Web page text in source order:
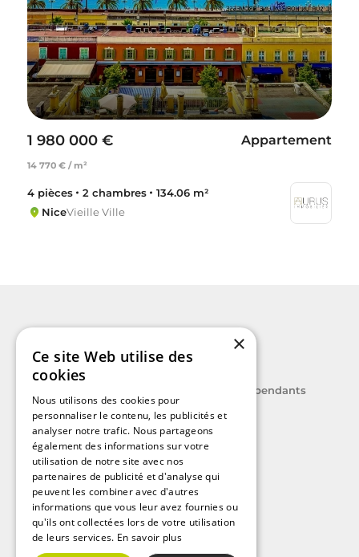
1 980 000 €
14 770 € / m²
Appartement
4 pièces 2 chambres
134.06 m²
NiceVieille Ville
Le label des agents immobiliers indépendants
A découvrir
Nos guides immobiliers
Immobilier sur Paris
×
Ce site Web utilise des
cookies
Nous utilisons des cookies pour
personnaliser le contenu, les publicités et
analyser notre trafic. Nous partageons
également des informations sur votre
utilisation de notre site avec nos
partenaires de publicité et d'analyse qui
peuvent les combiner avec d'autres
informations que vous leur avez fournies ou
qu'ils ont collectées lors de votre utilisation
de leurs services. En savoir plus